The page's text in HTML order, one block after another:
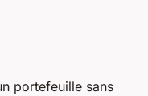
portefeuille sans